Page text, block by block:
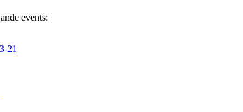
events:
21